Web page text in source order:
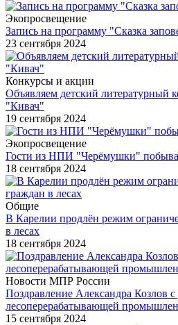
Экопросвещение
Запись на программу "Сказка
23 сентября 2024
Конкурсы и акции
Объявляем детский литературный
"Кивач"
19 сентября 2024
Экопросвещение
Гости из НПИ "Черёмушки"
18 сентября 2024
Общие
В Карелии продлён режим
в лесах
18 сентября 2024
Новости МПР России
Поздравление Александра Козлов
лесоперерабатывающей
15 сентября 2024